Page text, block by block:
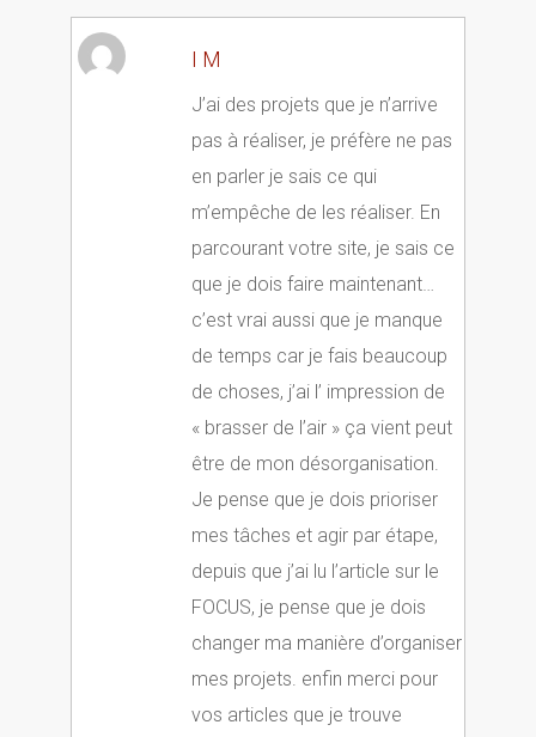
I M
J’ai des projets que je n’arrive
pas à réaliser, je préfère ne pas
en parler je sais ce qui
m’empêche de les réaliser. En
parcourant votre site, je sais ce
que je dois faire maintenant…
c’est vrai aussi que je manque
de temps car je fais beaucoup
de choses, j’ai l’ impression de
« brasser de l’air » ça vient peut
être de mon désorganisation.
Je pense que je dois prioriser
mes tâches et agir par étape,
depuis que j’ai lu l’article sur le
FOCUS, je pense que je dois
changer ma manière d’organiser
mes projets. enfin merci pour
vos articles que je trouve